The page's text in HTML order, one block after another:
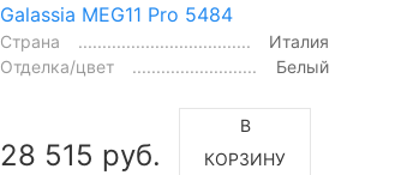
Galassia MEG11 Pro 5484
Страна
Италия
Отделка/цвет
Белый
28 515 руб.
В
КОРЗИНУ